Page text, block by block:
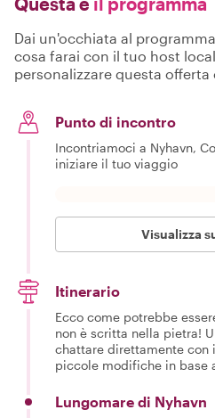
Dai un'occhiata al
cosa farai con il tuo host
personalizzare questa
Punto di incontro
Incontriamoci a Nyhavn,
iniziare il tuo viaggio
Visualizza
Itinerario
Ecco come potrebbe
non è scritta nella pietra!
chattare direttamente con
piccole modifiche in base
Lungomare di Nyhavn